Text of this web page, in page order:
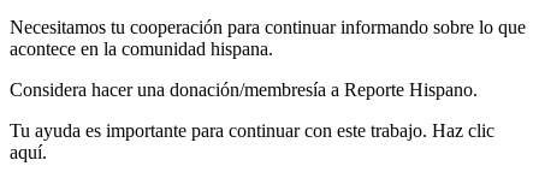
Necesitamos tu cooperación para continuar informando sobre lo que
acontece en la comunidad hispana.
Considera hacer una donación/membresía a Reporte Hispano.
Tu ayuda es importante para continuar con este trabajo. Haz clic
aquí.